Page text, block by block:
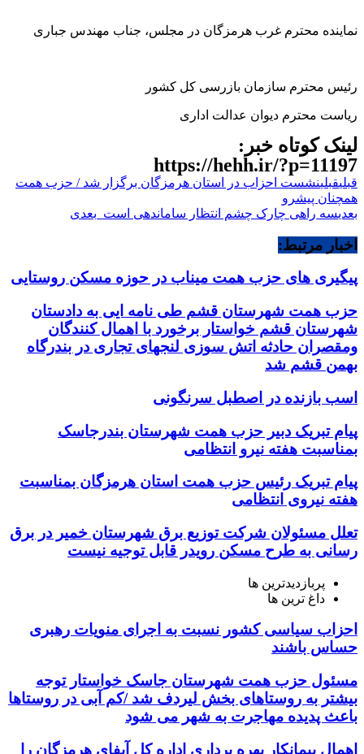
نماینده محترم غرب هرمزگان در مجلس، جناب مهندس جباری
رئیس محترم سازمان بازرسی کل کشور
ریاست محترم دیوان عدالت اداری
لینک کوتاه خبر:
https://hehh.ir/?p=11197
قبلیقبلینشست احزاب در استان هرمزگان برگزار شد / حزب همت
همچنان پیشرو
بعدیسه راهی چارک چشم انتظار ساماندهی است بعدی
اخبار مرتبط:
پیگیری های حزب همت میناب در حوزه مسکن روستایی
حزب همت شهرستان قشم طی نامه ایی به دادستان
شهرستان قشم خواستار برخورد با اهمال کنندگان
ومقصران حادثه اتش سوزی لنجهای تجاری در بندرگاه
بهمن قشم شد
اسب بازنده در اصطبل سرنگونی
پیام تبریک دبیر حزب همت شهرستان بندرجاسک
بمناسبت هفته نیرو انتظامی
پیام تبریک رئیس حزب همت استان هرمزگان بمناسبت
هفته نیروی انتظامی
تعلل مسئولان شرکت توزیع برق شهرستان خمیر در برق
رسانی به طرح مسکن رویدر قابل توجیه نیست
پربازدیدترین ها
داغ ترین ها
احزاب سیاسی کشور نسبت به اجرای منویات رهبری
حساس باشند
مسئول حزب همت شهرستان جاسک خواستار توجه
بیشتر به روستاهای بخش لیردف شد /کم آبی در روستاها
باعث پدیده مهاجرت به شهر می شود
اهمال پیمانکار بهره برداری اداره کل آبفای هرمزگان را